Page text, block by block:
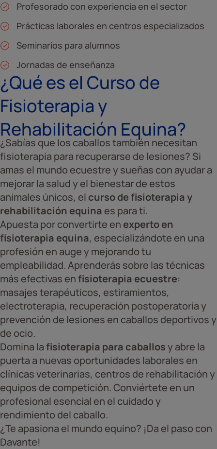
Profesorado con experiencia en el sector
Prácticas laborales en centros especializados
Seminarios para alumnos
Jornadas de enseñanza
¿Qué es el Curso de
Fisioterapia y
Rehabilitación Equina?
¿Sabías que los caballos también necesitan
fisioterapia para recuperarse de lesiones? Si
amas el mundo ecuestre y sueñas con ayudar a
mejorar la salud y el bienestar de estos
animales únicos, el curso de fisioterapia y
rehabilitación equina es para ti.
Apuesta por convertirte en experto en
fisioterapia equina, especializándote en una
profesión en auge y mejorando tu
empleabilidad. Aprenderás sobre las técnicas
más efectivas enfisioterapia ecuestre:
masajes terapéuticos, estiramientos,
electroterapia, recuperación postoperatoria y
prevención de lesiones en caballos deportivos y
de ocio.
Domina lafisioterapia para caballosy abre la
puerta a nuevas oportunidades laborales en
clínicas veterinarias, centros de rehabilitación y
equipos de competición. Conviértete en un
profesional esencial en el cuidado y
rendimiento del caballo.
¿Te apasiona el mundo equino? ¡Da el paso con
Davante!